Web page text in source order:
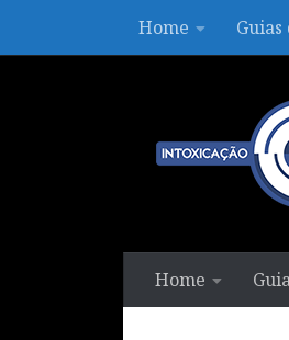
Skip to contentHome
Home